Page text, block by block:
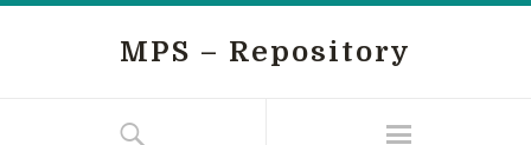
MPS – Repository